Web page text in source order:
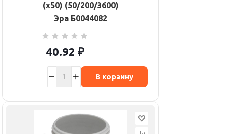
(х50) (50/200/3600)
Эра Б0044082
40.92 ₽
В корзину